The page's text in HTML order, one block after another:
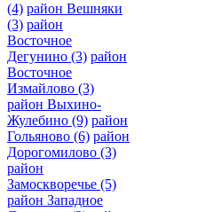
(4) район Вешняки
(3) район
Восточное
Дегунино (3) район
Восточное
Измайлово (3)
район Выхино-
Жулебино (9) район
Гольяново (6) район
Дорогомилово (3)
район
Замоскворечье (5)
район Западное